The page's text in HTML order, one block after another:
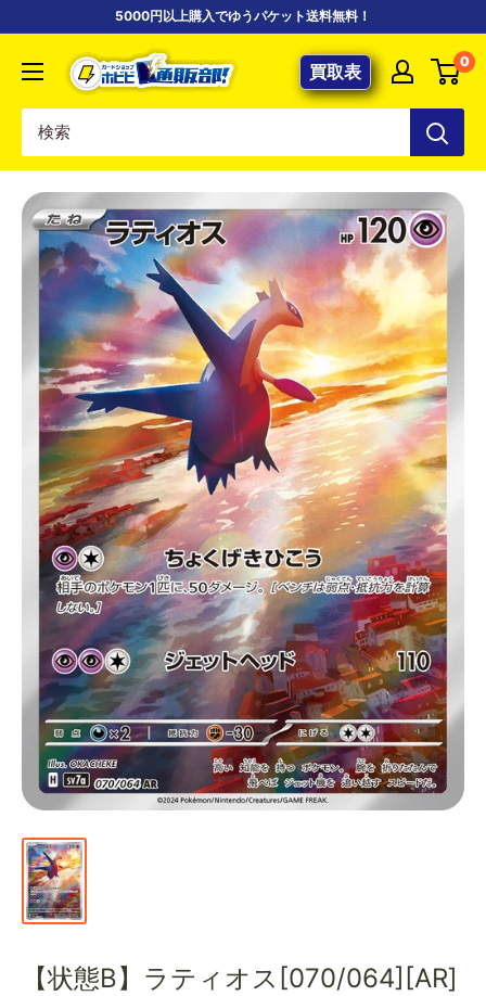
5000円以上購入でゆうパケット送料無料！
【ポ
ケ
専
門
カ
ー
ド
シ
ョ
ッ
プ
ホ
ビ
通
販
部
買取表 0
【状態B】ラティオス[070/064][AR]